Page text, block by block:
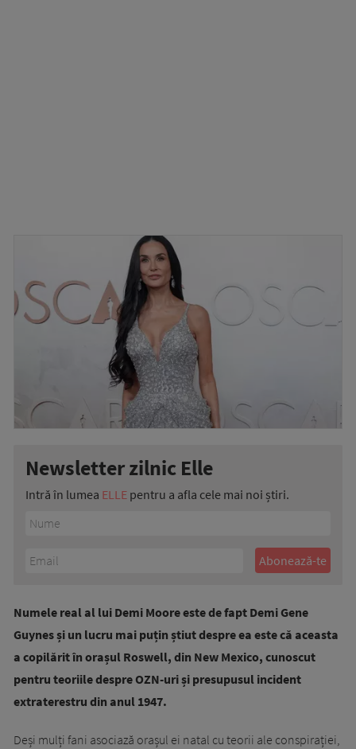
Newsletter zilnic Elle
Intră în lumea ELLE pentru a afla cele mai noi știri.
Numele real al lui Demi Moore este de fapt Demi Gene
Guynes și un lucru mai puțin știut despre ea este că aceasta
a copilărit în orașul Roswell, din New Mexico, cunoscut
pentru teoriile despre OZN-uri și presupusul incident
extraterestru din anul 1947.
Deși mulți fani asociază orașul ei natal cu teorii ale conspirației,